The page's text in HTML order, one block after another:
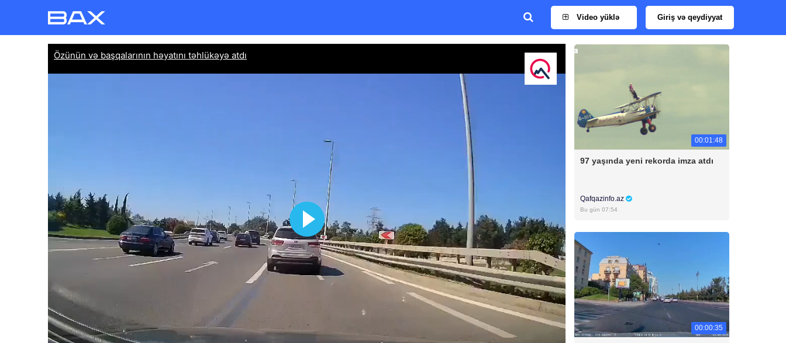
Video yüklə Giriş və qeydiyyat
00:01:48
97 yaşında yeni rekorda imza atdı
Qafqazinfo.az
Bu gün 07:54
00:00:35